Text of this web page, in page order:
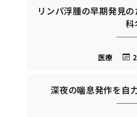
リンパ浮腫の早期発見
科
医療
深夜の喘息発作を自